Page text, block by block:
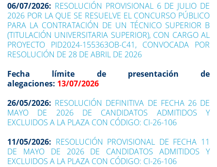
06/07/2026: RESOLUCIÓN PROVISIONAL 6 DE JULIO DE
2026 POR LA QUE SE RESUELVE EL CONCURSO PÚBLICO
PARA LA CONTRATACIÓN DE UN TÉCNICO SUPERIOR B
(TITULACIÓN UNIVERSITARIA SUPERIOR), CON CARGO AL
PROYECTO PID2024-155363OB-C41, CONVOCADA POR
RESOLUCIÓN DE 28 DE ABRIL DE 2026
Fecha límite de presentación de
alegaciones: 13/07/2026
26/05/2026: RESOLUCIÓN DEFINITIVA DE FECHA 26 DE
MAYO DE 2026 DE CANDIDATOS ADMITIDOS Y
EXCLUIDOS A LA PLAZA CON CÓDIGO: CI-26-106
11/05/2026: RESOLUCIÓN PROVISIONAL DE FECHA 11
DE MAYO DE 2026 DE CANDIDATOS ADMITIDOS Y
EXCLUIDOS A LA PLAZA CON CÓDIGO: CI-26-106